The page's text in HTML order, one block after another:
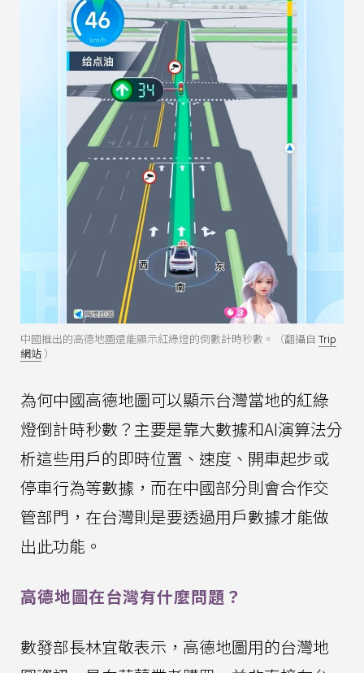
中國推出的高德地圖還能顯示紅綠燈的倒數計時秒數。（翻攝自 Trip
網站 ）
為何中國高德地圖可以顯示台灣當地的紅綠
燈倒計時秒數？主要是靠大數據和AI演算法分
析這些用戶的即時位置、速度、開車起步或
停車行為等數據，而在中國部分則會合作交
管部門，在台灣則是要透過用戶數據才能做
出此功能。
高德地圖在台灣有什麼問題？
數發部長林宜敬表示，高德地圖用的台灣地